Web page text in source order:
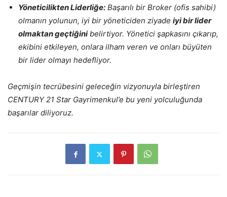
Yöneticilikten Liderliğe: Başarılı bir Broker (ofis sahibi)
olmanın yolunun, iyi bir yöneticiden ziyade iyi bir lider
olmaktan geçtiğinibelirtiyor. Yönetici şapkasını çıkarıp,
ekibini etkileyen, onlara ilham veren ve onları büyüten
bir lider olmayı hedefliyor.
Geçmişin tecrübesini geleceğin vizyonuyla birleştiren
CENTURY 21 Star Gayrimenkul’e bu yeni yolculuğunda
başarılar diliyoruz.